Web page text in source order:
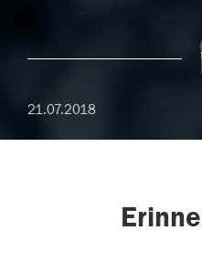
21.07.2018